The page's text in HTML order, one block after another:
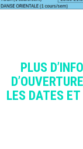
PLUS
LES DATES